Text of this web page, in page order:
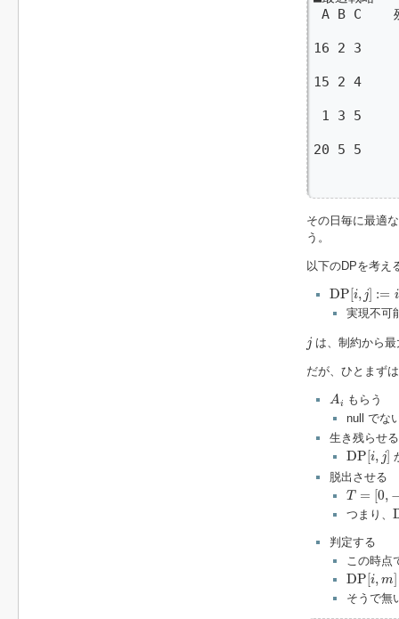
A B C
16 2 3
15 2 4
1 3 5
20 5 5
その日毎に最適
う。
以下のDPを考え
DP[i, j] := i
DP[i,j :=
実現不可
jは、制約から
だが、ひとまず
Ai
Ai
もらう
null でな
生き残らせる
DP i, j]
DP[i,
脱出させる
T = [0,
T= ,−
つまり、
判定する
この時点
DP[i, m]
DP[i,
そうで無